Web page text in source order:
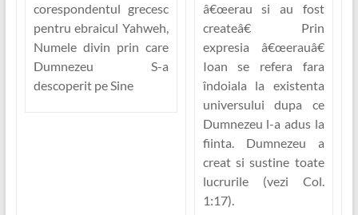
corespondentul grecesc
pentru ebraicul Yahweh,
Numele divin prin care
Dumnezeu S-a
descoperit pe Sine
â€œerau si au fost
createâ€ Prin
expresia â€œerauâ€
Ioan se refera fara
îndoiala la existenta
universului dupa ce
Dumnezeu l-a adus la
fiinta. Dumnezeu a
creat si sustine toate
lucrurile (vezi Col.
1:17).